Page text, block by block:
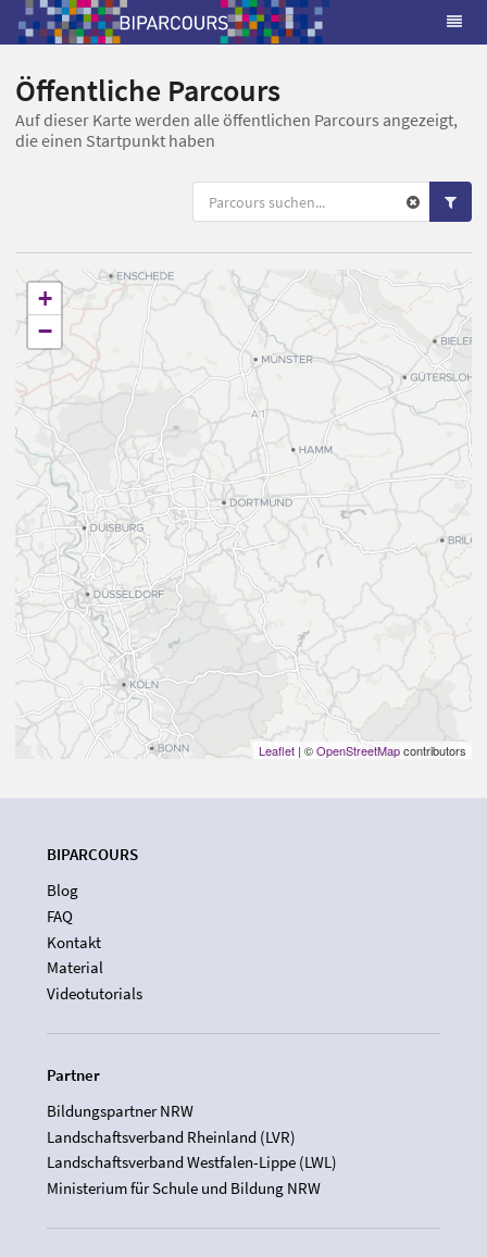
Öffentliche Parcours
Auf dieser Karte werden alle öffentlichen Parcours angezeigt,
die einen Startpunkt haben
+
−
Leaflet | ©OpenStreetMapcontributors
BIPARCOURS
Blog
FAQ
Kontakt
Material
Videotutorials
Partner
Bildungspartner NRW
Landschaftsverband Rheinland (LVR)
Landschaftsverband Westfalen-Lippe (LWL)
Ministerium für Schule und Bildung NRW